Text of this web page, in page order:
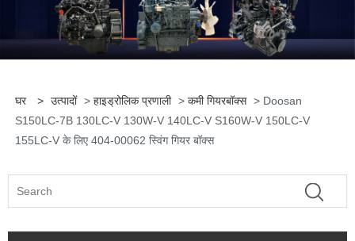
घर > उत्पादों > हाइड्रोलिक प्रणाली > कमी गियरबॉक्स > Doosan
S150LC-7B 130LC-V 130W-V 140LC-V S160W-V 150LC-V
155LC-V के लिए 404-00062 स्विंग गियर बॉक्स